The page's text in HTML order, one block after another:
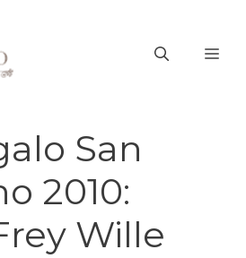
San
2010:
Wille